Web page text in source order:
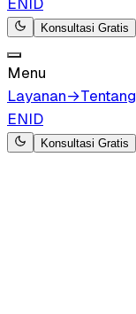
Konsultasi Gratis
Menu
Layanan→Tentang
ENID
Konsultasi Gratis